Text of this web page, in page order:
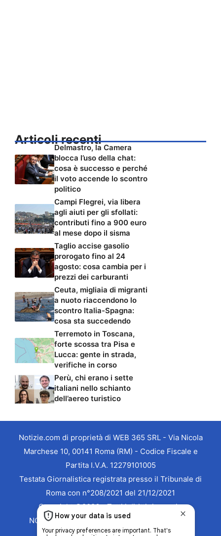
Articoli recenti
Delmastro, la Camera
blocca l’uso della chat:
cosa è successo e perché
il voto accende lo scontro
politico
Campi Flegrei, via libera
agli aiuti per gli sfollati:
contributi fino a 900 euro
al mese dopo il sisma
Taglio accise gasolio
prorogato fino al 24
agosto: cosa cambia per i
prezzi dei carburanti
Ceuta, migliaia di migranti
a nuoto riaccendono lo
scontro Italia-Spagna:
cosa sta succedendo
Terremoto in Toscana,
forte scossa tra Pisa e
Lucca: gente in strada,
verifiche in corso
Perù, chi erano i sette
italiani nello schianto
dell’aereo turistico
Notizie.com di proprietà di WEB 365 SRL - Via Nicola
Marchese 10, 00141 Roma (RM) - Codice Fiscale e
Partita I.V.A. 12279101005
Testata Giornalistica registrata presso il Tribunale di
Roma con n°208/2021 del 21/12/2021
Copyright ©2026 - Tutti i diritti riservati -
NOTIZIE.COM è marchio registrato -